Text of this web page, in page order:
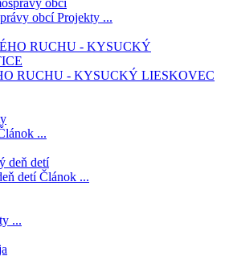
obcíProjekty ...
RUCHU - KYSUCKÝ LIESKOVEC
...
detíČlánok ...
...